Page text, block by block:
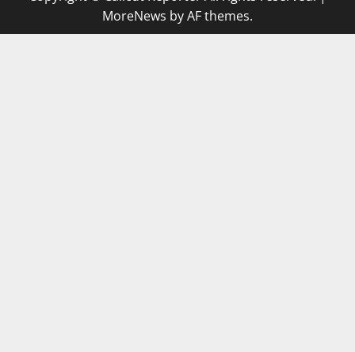
MoreNews by AF themes.